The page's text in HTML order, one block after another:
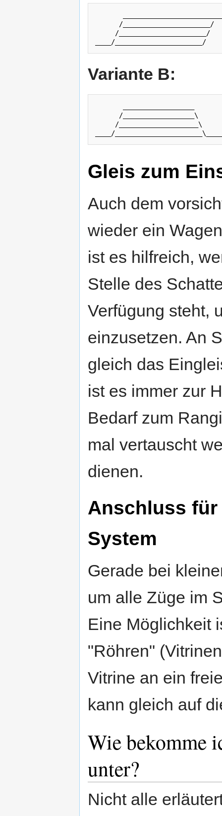
      /______________________/
     /______________________/
Variante B:
      /__________________\
     /____________________\
Gleis zum
Auch dem
wieder ein
ist es hilfreich,
Stelle des
Verfügung steht,
einzusetzen. An
gleich das
ist es immer zur
Bedarf zum
mal vertauscht
dienen.
Anschluss
System
Gerade bei
um alle Züge im
Eine Möglichkeit
"Röhren"
Vitrine an ein
kann gleich auf
Wie bekomme
unter?
Nicht alle